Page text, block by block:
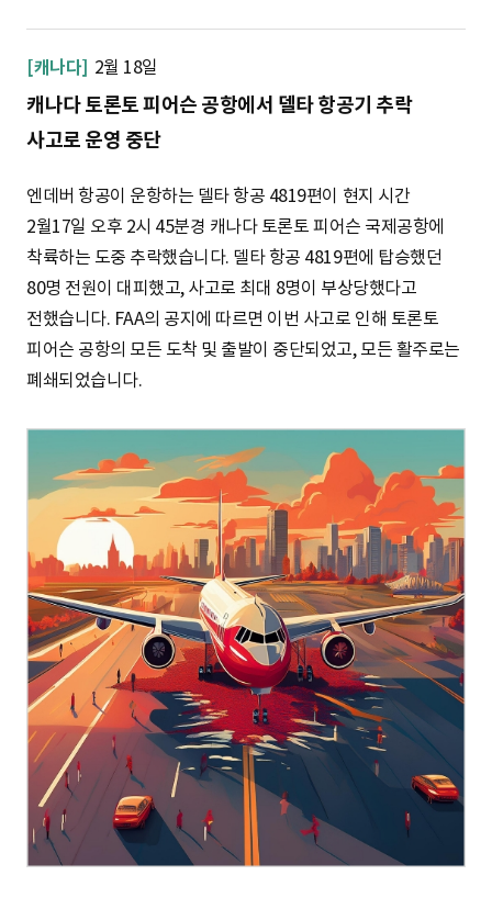
[캐나다] 2월 18일
캐나다 토론토 피어슨 공항에서 델타 항공기 추락
사고로 운영 중단
엔데버 항공이 운항하는 델타 항공 4819편이 현지 시간
2월17일 오후 2시 45분경 캐나다 토론토 피어슨 국제공항에
착륙하는 도중 추락했습니다. 델타 항공 4819편에 탑승했던
80명 전원이 대피했고, 사고로 최대 8명이 부상당했다고
전했습니다. FAA의 공지에 따르면 이번 사고로 인해 토론토
피어슨 공항의 모든 도착 및 출발이 중단되었고, 모든 활주로는
폐쇄되었습니다.